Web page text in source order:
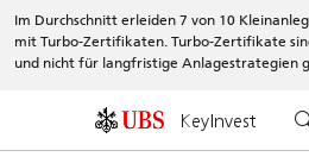
Im Durchschnitt erleiden 7 von 10
mit Turbo-Zertifikaten. Turbo-Zertifikate
und nicht für langfristige Anlagestrategien
KeyInvest